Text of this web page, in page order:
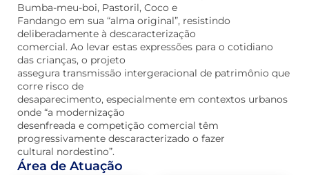
Bumba-meu-boi, Pastoril, Coco e
Fandango em sua “alma original”, resistindo
deliberadamente à descaracterização
comercial. Ao levar estas expressões para o cotidiano
das crianças, o projeto
assegura transmissão intergeracional de patrimônio que
corre risco de
desaparecimento, especialmente em contextos urbanos
onde “a modernização
desenfreada e competição comercial têm
progressivamente descaracterizado o fazer
cultural nordestino”.
Área de Atuação